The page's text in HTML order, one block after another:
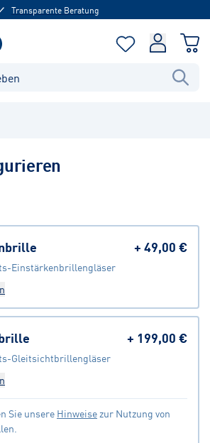
Transparente Beratung
+49,00 €
Einstärkenbrillengläser
+ 199,00 €
Gleitsichtbrillengläser
Sie unsereHinweisezur Nutzung von